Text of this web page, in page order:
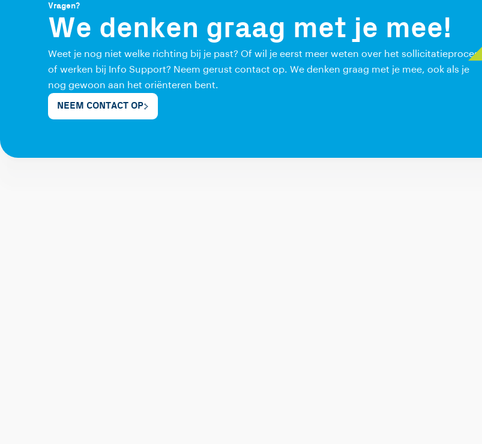
Vragen?
We denken graag met je mee!
Weet je nog niet welke richting bij je past? Of wil je eerst meer weten over het sollicitatieproces
of werken bij Info Support? Neem gerust contact op. We denken graag met je mee, ook als je
nog gewoon aan het oriënteren bent.
NEEM CONTACT OP